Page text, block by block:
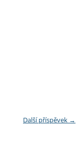
Další příspěvek →